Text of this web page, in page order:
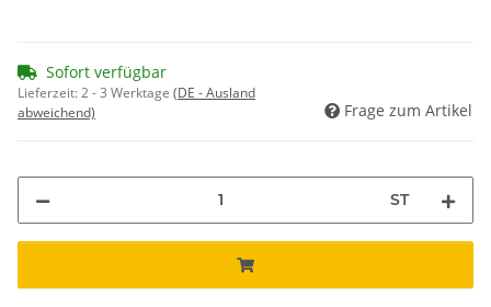
Sofort verfügbar
Lieferzeit:2 - 3 Werktage (DE - Ausland
abweichend)
Frage zum Artikel
ST